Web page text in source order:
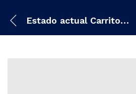
Estado actual Carrito de Compras